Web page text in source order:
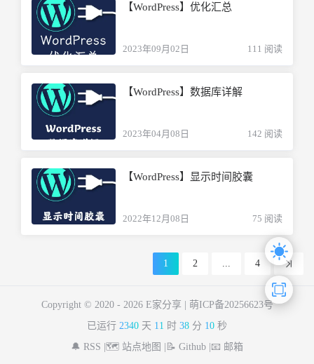
【WordPress】优化汇总
2023年09月02日 111 阅读
【WordPress】数据库详解
2023年04月08日 142 阅读
【WordPress】显示时间胶囊
2022年12月08日 75 阅读
1 2 ... 4
Copyright © 2020 - 2026 E家分享 | 萌ICP备20256623号
已运行 2340 天 11 时 38 分 10 秒
🔔 RSS | 🗺️ 站点地图 | 📝 Github | 📧 邮箱